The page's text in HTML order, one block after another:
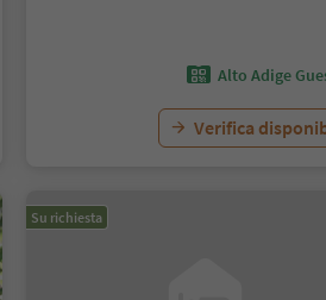
Alto Adige
Verifica
Su richiesta